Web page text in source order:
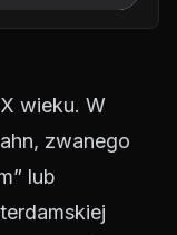
wieku. W
zwanego
lub